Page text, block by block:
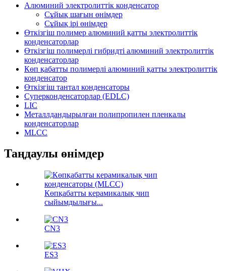
Алюминий электролиттік конденсатор
Сұйық шағын өнімдер
Сұйық ірі өнімдер
Өткізгіш полимер алюминий қатты электролиттік
конденсаторлар
Өткізгіш полимерлі гибридті алюминий электролиттік
конденсаторлар
Көп қабатты полимерлі алюминий қатты электролиттік
конденсатор
Өткізгіш тантал конденсаторы
Суперконденсаторлар (EDLC)
LIC
Металлдандырылған полипропилен пленкалы
конденсаторлар
MLCC
Таңдаулы өнімдер
Көпқабатты керамикалық чип
сыйымдылығы...
CN3
ES3